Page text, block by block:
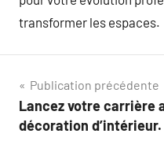
transformer les espaces.
Navigation
de
Publication précédente
Lancez votre carrière
décoration d’intérieur.